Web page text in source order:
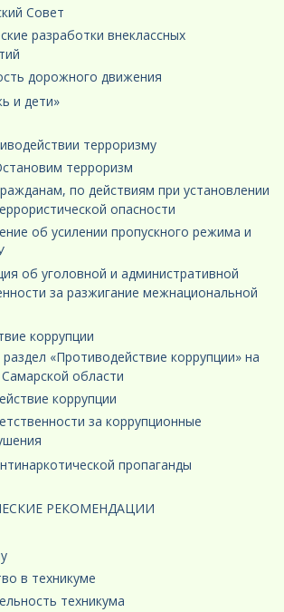
Совет
разработки внеклассных
дорожного движения
и дети»
терроризму
терроризм
по действиям при установлении
опасности
об усилении пропускного режима и
об уголовной и административной
за разжигание межнациональной
коррупции
«Противодействие коррупции» на
области
коррупции
за коррупционные
пропаганды
РЕКОМЕНДАЦИИ
в техникуме
техникума